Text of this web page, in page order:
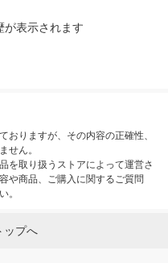
が表示されます
おりますが、その内容の正確性、
せん。
を取り扱うストアによって運営さ
や商品、ご購入に関するご質問
。
ップへ